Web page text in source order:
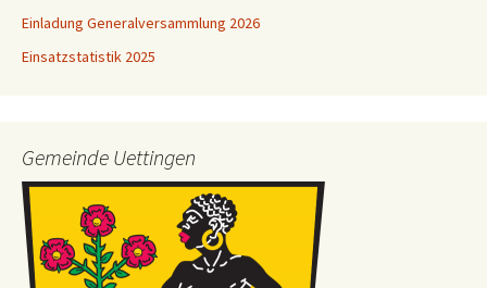
Einladung Generalversammlung 2026
Einsatzstatistik 2025
Gemeinde Uettingen